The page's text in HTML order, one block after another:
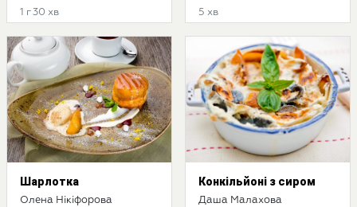
1 г 30 хв 5 хв
Шарлотка
Олена Нікіфорова
Конкільйоні з сиром
Даша Малахова